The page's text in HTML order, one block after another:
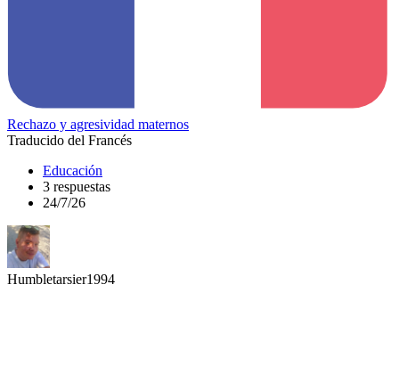
Rechazo y agresividad maternos
Traducido del Francés
Educación
3 respuestas
24/7/26
Humbletarsier1994